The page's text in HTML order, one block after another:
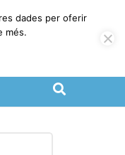
dades per oferir
més.